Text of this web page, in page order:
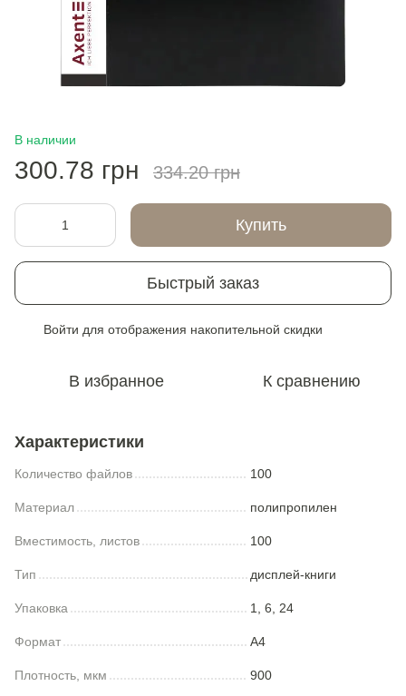
В наличии
300.78 грн 334.20 грн
Купить
Быстрый заказ
Войти для отображения накопительной скидки
В избранное К сравнению
Характеристики
Количество файлов 100
Материал полипропилен
Вместимость, листов 100
Тип дисплей-книги
Упаковка 1, 6, 24
Формат A4
Плотность, мкм 900